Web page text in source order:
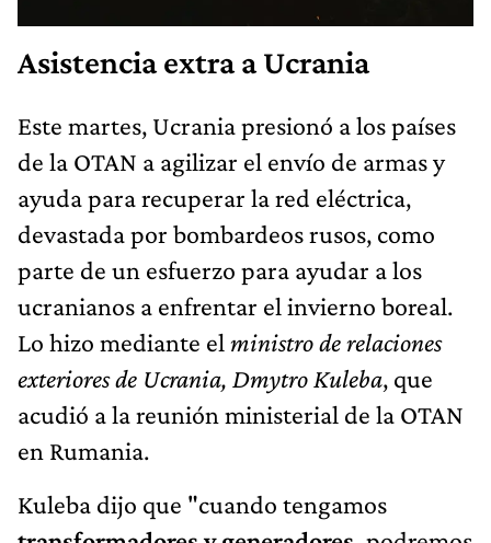
Asistencia extra a Ucrania
Este martes, Ucrania presionó a los países
de la OTAN a agilizar el envío de armas y
ayuda para recuperar la red eléctrica,
devastada por bombardeos rusos, como
parte de un esfuerzo para ayudar a los
ucranianos a enfrentar el invierno boreal.
Lo hizo mediante el ministro de relaciones
exteriores de Ucrania, Dmytro Kuleba, que
acudió a la reunión ministerial de la OTAN
en Rumania.
Kuleba dijo que "cuando tengamos